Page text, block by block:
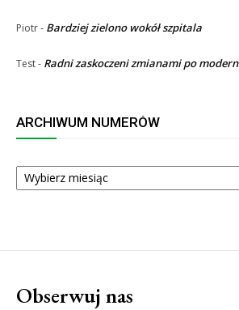
Piotr- Bardziej zielono wokół szpitala
Test- Radni zaskoczeni zmianami po
ARCHIWUM NUMERÓW
ARCHIWUM
NUMERÓW
Obserwuj nas